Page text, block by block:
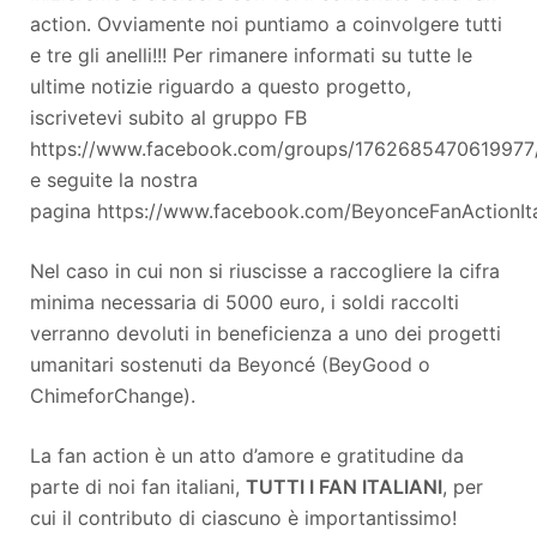
action. Ovviamente noi puntiamo a coinvolgere tutti
e tre gli anelli!!! Per rimanere informati su tutte le
ultime notizie riguardo a questo progetto,
iscrivetevi subito al gruppo FB
https://www.facebook.com/groups/
e seguite la nostra
pagina https://www.facebook.com/
Nel caso in cui non si riuscisse a raccogliere la cifra
minima necessaria di 5000 euro, i soldi raccolti
verranno devoluti in beneficienza a uno dei progetti
umanitari sostenuti da Beyoncé (BeyGood o
ChimeforChange).
La fan action è un atto d’amore e gratitudine da
parte di noi fan italiani, TUTTI I FAN ITALIANI, per
cui il contributo di ciascuno è importantissimo!